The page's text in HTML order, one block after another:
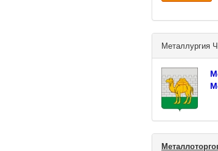
Металлургия